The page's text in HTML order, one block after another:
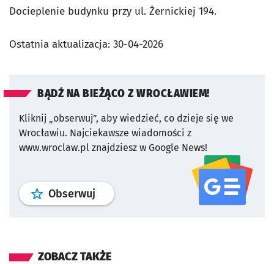
Docieplenie budynku przy ul. Żernickiej 194.
Ostatnia aktualizacja: 30-04-2026
BĄDŹ NA BIEŻĄCO Z WROCŁAWIEM!
Kliknij „obserwuj”, aby wiedzieć, co dzieje się we
Wrocławiu. Najciekawsze wiadomości z
www.wroclaw.pl znajdziesz w Google News!
Obserwuj profil serwisu
ZOBACZ TAKŻE